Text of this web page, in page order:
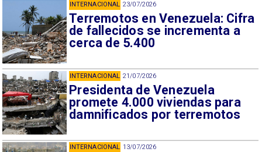
23/07/2026
Terremotos en Venezuela: Cifra
de fallecidos se incrementa a
cerca de 5.400
INTERNACIONAL
21/07/2026
Presidenta de Venezuela
promete 4.000 viviendas para
damnificados por terremotos
INTERNACIONAL
13/07/2026
INTERNACIONAL